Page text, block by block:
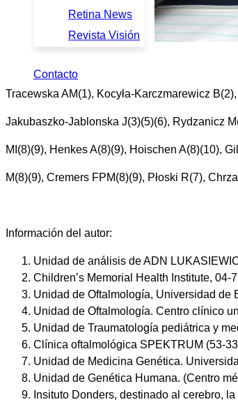
Retina News
Revista Visión
Contacto
Tracewska AM(1), Kocyła-Karczmarewicz
Jakubaszko-Jablonska J(3)(5)(6), Rydzanicz
MI(8)(9), Henkes A(8)(9), Hoischen A(8)(10),
M(8)(9), Cremers FPM(8)(9), Płoski R(7),
Información del autor:
Unidad de análisis de ADN
Children’s Memorial Health Institute, 04-
Unidad de Oftalmología, Universidad de
Unidad de Oftalmología. Centro clínico
Unidad de Traumatología pediátrica y
Clínica oftalmológica SPEKTRUM (53-
Unidad de Medicina Genética.
Unidad de Genética Humana. (Centro
Insituto Donders, destinado al cerebro,